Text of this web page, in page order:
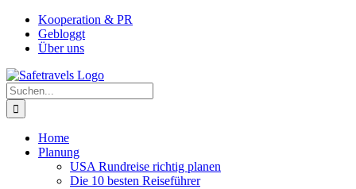
Zum
Inhalt
springen
Facebook
Instagram
YouTube
PinterestKooperation & PR
Gebloggt
Über uns
Suche
nach:
Home
Planung
USA Rundreise richtig planen
Die 10 besten Reiseführer